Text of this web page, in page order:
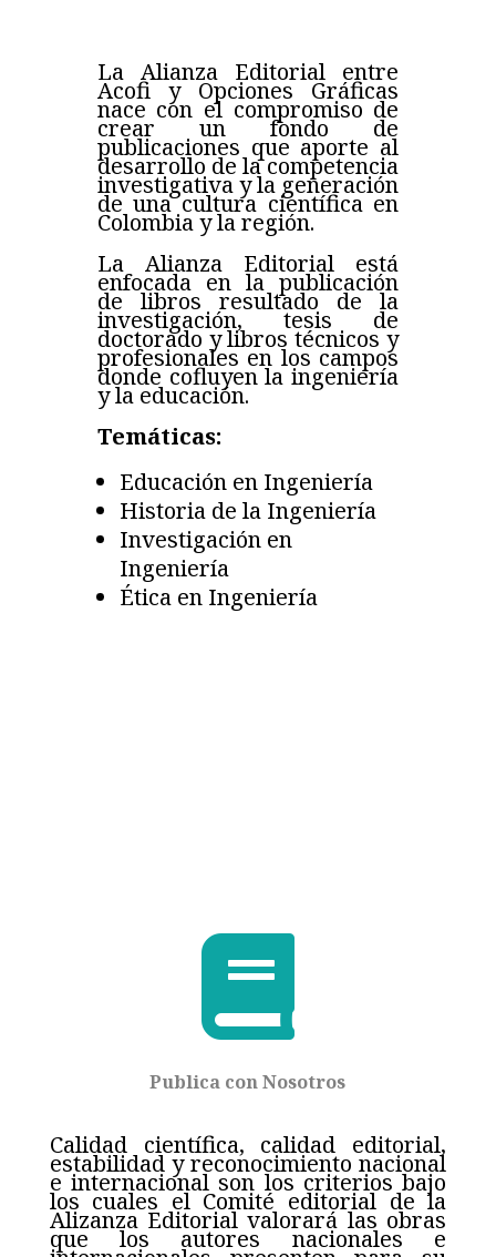
La Alianza Editorial entre
Acofi y Opciones Gráficas
nace con el compromiso de
crear un fondo de
publicaciones que aporte al
desarrollo de la competencia
investigativa y la generación
de una cultura científica en
Colombia y la región.
La Alianza Editorial está
enfocada en la publicación
de libros resultado de la
investigación, tesis de
doctorado y libros técnicos y
profesionales en los campos
donde cofluyen la ingeniería
y la educación.
Temáticas:
Educación en Ingeniería
Historia de la Ingeniería
Investigación en
Ingeniería
Ética en Ingeniería

Publica con Nosotros
Calidad científica, calidad editorial,
estabilidad y reconocimiento nacional
e internacional son los criterios bajo
los cuales el Comité editorial de la
Alizanza Editorial valorará las obras
que los autores nacionales e